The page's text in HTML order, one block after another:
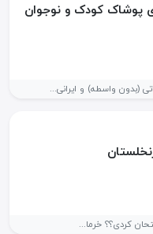
پوشاک کودک و نوجوان
(بدون واسطه) و ایرانی...
کردی؟؟ خرما...